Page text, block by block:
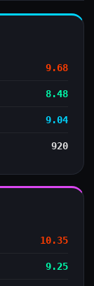
9.68
8.48
9.04
920
10.35
9.25